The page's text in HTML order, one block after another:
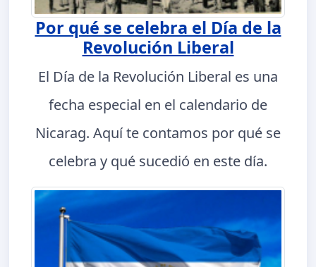
Por qué se celebra el Día de la
Revolución Liberal
El Día de la Revolución Liberal es una
fecha especial en el calendario de
Nicarag. Aquí te contamos por qué se
celebra y qué sucedió en este día.